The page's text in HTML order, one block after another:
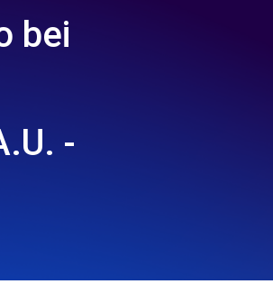
bei
-